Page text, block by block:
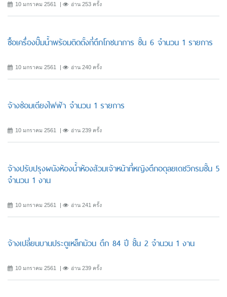
10 มกราคม 2561 อ่าน 253 ครั้ง
ซื้อเครื่องปั๊มน้ำพร้อมติดตั้งที่ตึกโภชนาการ ชั้น 6 จำนวน 1 รายการ
10 มกราคม 2561 อ่าน 240 ครั้ง
จ้างซ่อมเตียงไฟฟ้า จำนวน 1 รายการ
10 มกราคม 2561 อ่าน 239 ครั้ง
จ้างปรับปรุงผนังห้องน้ำห้องส้วมเจ้าหน้าที่หญิงตึกอดุลยเดชวิกรมชั้น 5
จำนวน 1 งาน
10 มกราคม 2561 อ่าน 241 ครั้ง
จ้างเปลี่ยนบานประตูเหล็กม้วน ตึก 84 ปี ชั้น 2 จำนวน 1 งาน
10 มกราคม 2561 อ่าน 239 ครั้ง